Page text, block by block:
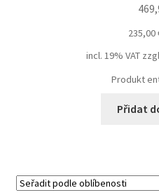
235,00
incl. 19% VAT
Produkt
Přidat